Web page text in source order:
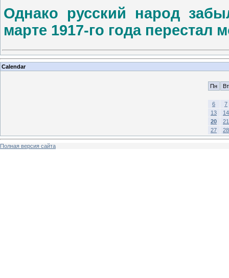
Однако русский народ
марте 1917-го года перестал
Calendar
Пн Вт
6
7
13
14
20
21
27
28
Полная версия сайта